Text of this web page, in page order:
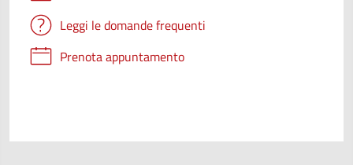
Leggi le domande frequenti
Prenota appuntamento